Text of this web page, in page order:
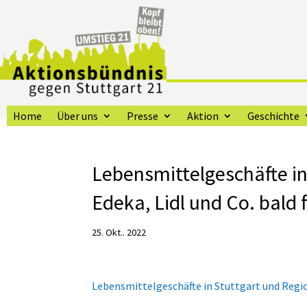
Home Über uns Presse Aktion Geschichte
Lebensmittelgeschäfte
Edeka, Lidl und Co.
25. Okt.. 2022
Lebensmittelgeschäfte in Stuttgart und